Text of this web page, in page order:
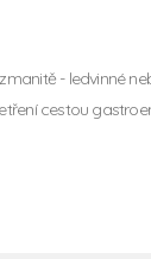
- ledvinné
cestou